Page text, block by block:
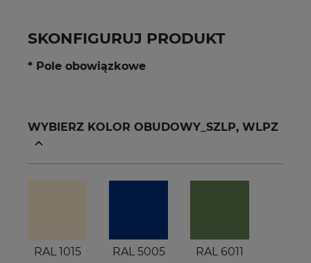
SKONFIGURUJ PRODUKT
* Pole obowiązkowe
WYBIERZ KOLOR OBUDOWY_SZLP, WLPZ
RAL 1015 RAL 5005 RAL 6011